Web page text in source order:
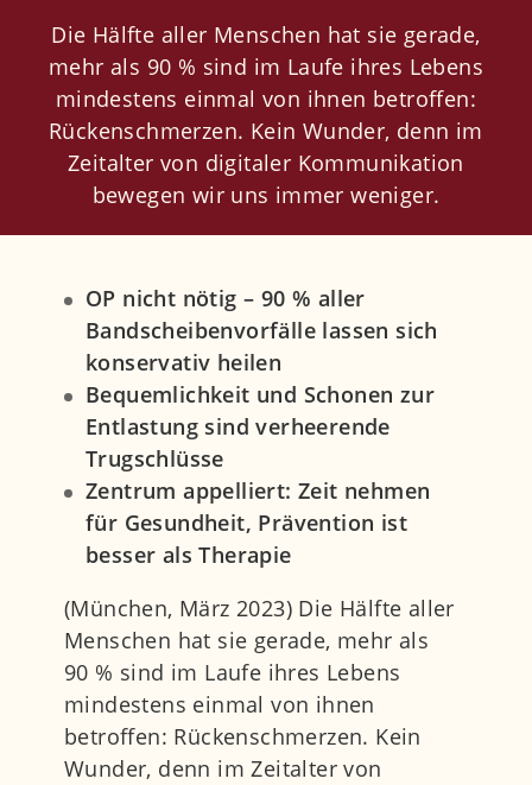
Impressionen
Presse
Jobs
Newsletter
Orthopädie
Weitere Fachbereiche
Ärzte
Kontakt
Die Hälfte aller Menschen hat sie gerade,
mehr als 90 % sind im Laufe ihres Lebens
mindestens einmal von ihnen betroffen:
Rückenschmerzen. Kein Wunder, denn im
Zeitalter von digitaler Kommunikation
bewegen wir uns immer weniger.
OP nicht nötig – 90 % aller
Bandscheibenvorfälle lassen sich
konservativ heilen
Bequemlichkeit und Schonen zur
Entlastung sind verheerende
Trugschlüsse
Zentrum appelliert: Zeit nehmen
für Gesundheit, Prävention ist
besser als Therapie
(München, März 2023) Die Hälfte aller
Menschen hat sie gerade, mehr als
90 % sind im Laufe ihres Lebens
mindestens einmal von ihnen
betroffen: Rückenschmerzen. Kein
Wunder, denn im Zeitalter von